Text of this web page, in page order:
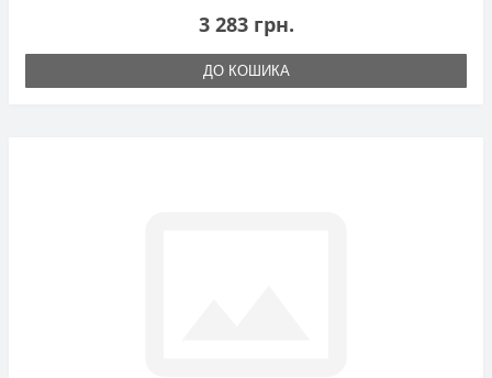
3 283 грн.
ДО КОШИКА